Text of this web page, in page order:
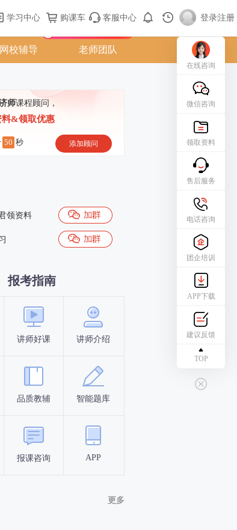
学习中心 购课车 客服中心 登录|注册
购课车 登录/注册
网校辅导 老师团队
师课程顾问，
料&领取优惠
49 秒 添加顾问
领资料
报考指南
讲师好课 讲师介绍
品质教辅 智能题库
报课咨询 APP
报名时间
更多
在线咨询
微信咨询
领取资料
售后服务
电话咨询
团企培训
APP下载
建议反馈
TOP